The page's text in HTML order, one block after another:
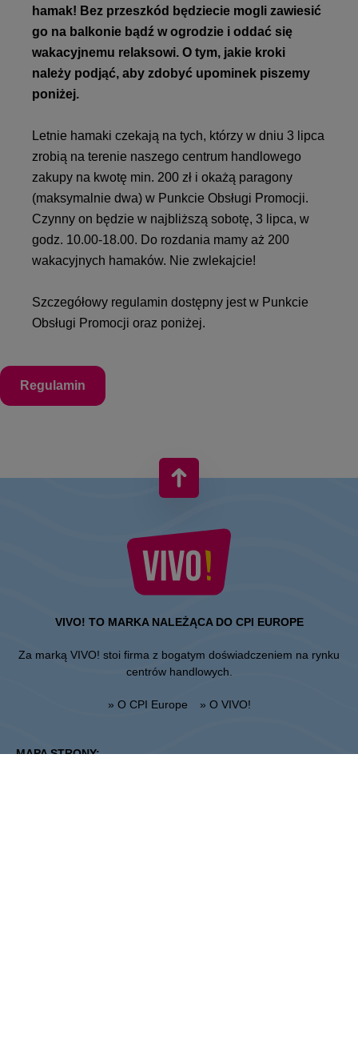
hamak! Bez przeszkód będziecie mogli zawiesić
go na balkonie bądź w ogrodzie i oddać się
wakacyjnemu relaksowi. O tym, jakie kroki
należy podjąć, aby zdobyć upominek piszemy
poniżej.
Letnie hamaki czekają na tych, którzy w dniu 3 lipca
zrobią na terenie naszego centrum handlowego
zakupy na kwotę min. 200 zł i okażą paragony
(maksymalnie dwa) w Punkcie Obsługi Promocji.
Czynny on będzie w najbliższą sobotę, 3 lipca, w
godz. 10.00-18.00. Do rozdania mamy aż 200
wakacyjnych hamaków. Nie zwlekajcie!
Szczegółowy regulamin dostępny jest w Punkcie
Obsługi Promocji oraz poniżej.
Regulamin
VIVO! TO MARKA NALEŻĄCA DO CPI EUROPE
Za marką VIVO! stoi firma z bogatym doświadczeniem na rynku
centrów handlowych.
» O CPI Europe » O VIVO!
MAPA STRONY: